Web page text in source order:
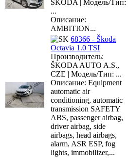
SKODA | Модель/Тип:
...
Описание:
AMBITION...
68366 - Škoda
Octavia 1.0 TSI
Производитель:
ŠKODA AUTO A.S.,
CZE | Модель/Тип: ...
Описание: Equipment
automatic air
conditioning, automatic
transmission SAFETY
ABS, passenger airbag,
driver airbag, side
airbags, head airbags,
alarm, ASR ESP, fog
lights, immobilizer,...